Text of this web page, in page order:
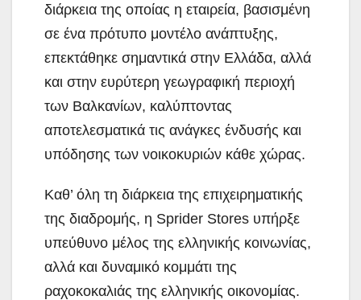
διάρκεια της οποίας η εταιρεία, βασισμένη
σε ένα πρότυπο μοντέλο ανάπτυξης,
επεκτάθηκε σημαντικά στην Ελλάδα, αλλά
και στην ευρύτερη γεωγραφική περιοχή
των Βαλκανίων, καλύπτοντας
αποτελεσματικά τις ανάγκες ένδυσής και
υπόδησης των νοικοκυριών κάθε χώρας.
Καθ’ όλη τη διάρκεια της επιχειρηματικής
της διαδρομής, η Sprider Stores υπήρξε
υπεύθυνο μέλος της ελληνικής κοινωνίας,
αλλά και δυναμικό κομμάτι της
ραχοκοκαλιάς της ελληνικής οικονομίας.